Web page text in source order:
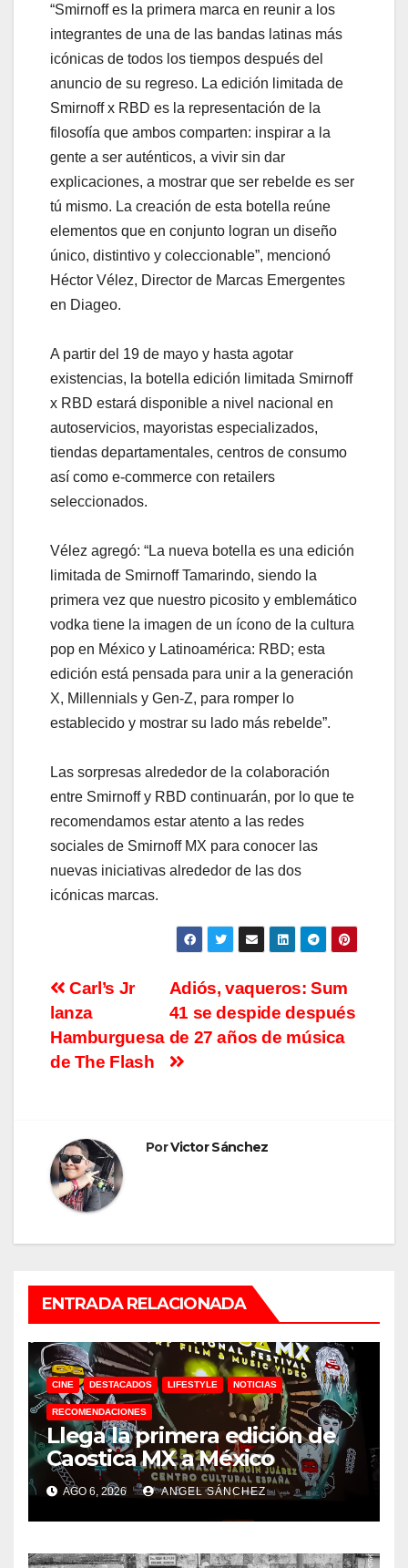
“Smirnoff es la primera marca en reunir a los
integrantes de una de las bandas latinas más
icónicas de todos los tiempos después del
anuncio de su regreso. La edición limitada de
Smirnoff x RBD es la representación de la
filosofía que ambos comparten: inspirar a la
gente a ser auténticos, a vivir sin dar
explicaciones, a mostrar que ser rebelde es ser
tú mismo. La creación de esta botella reúne
elementos que en conjunto logran un diseño
único, distintivo y coleccionable”, mencionó
Héctor Vélez, Director de Marcas Emergentes
en Diageo.
A partir del 19 de mayo y hasta agotar
existencias, la botella edición limitada Smirnoff
x RBD estará disponible a nivel nacional en
autoservicios, mayoristas especializados,
tiendas departamentales, centros de consumo
así como e-commerce con retailers
seleccionados.
Vélez agregó: “La nueva botella es una edición
limitada de Smirnoff Tamarindo, siendo la
primera vez que nuestro picosito y emblemático
vodka tiene la imagen de un ícono de la cultura
pop en México y Latinoamérica: RBD; esta
edición está pensada para unir a la generación
X, Millennials y Gen-Z, para romper lo
establecido y mostrar su lado más rebelde”.
Las sorpresas alrededor de la colaboración
entre Smirnoff y RBD continuarán, por lo que te
recomendamos estar atento a las redes
sociales de Smirnoff MX para conocer las
nuevas iniciativas alrededor de las dos
icónicas marcas.
Navegación
de
entradas
Adiós, vaqueros: Sum
41 se despide después
de 27 años de música
Carl’s Jr
lanza
Hamburguesa
de The Flash
PorVictor Sánchez
ENTRADA RELACIONADA
CINE DESTACADOS LIFESTYLE NOTICIAS
RECOMENDACIONES
Llega la primera edición de
Caostica MX a México
AGO 6, 2026 ANGEL SÁNCHEZ